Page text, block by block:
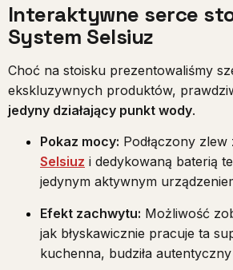
Interaktywne serce
System Selsiuz
Choć na stoisku prezentowaliśmy
ekskluzywnych produktów,
jedyny działający punkt wody.
Pokaz mocy: Podłączony zlew
Selsiuz i dedykowaną baterią
jedynym aktywnym
Efekt zachwytu: Możliwość
jak błyskawicznie pracuje ta
kuchenna, budziła